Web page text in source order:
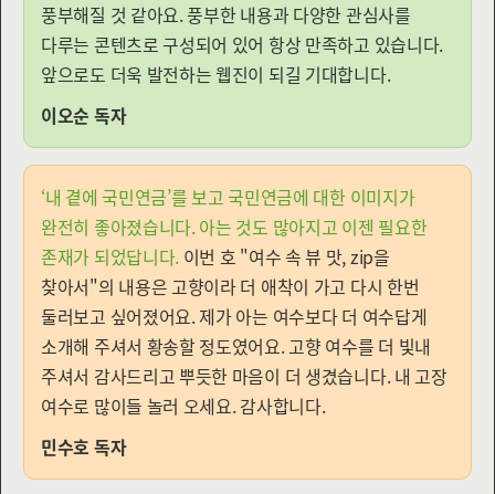
풍부해질 것 같아요. 풍부한 내용과 다양한 관심사를
다루는 콘텐츠로 구성되어 있어 항상 만족하고 있습니다.
앞으로도 더욱 발전하는 웹진이 되길 기대합니다.
이오순 독자
‘내 곁에 국민연금’를 보고 국민연금에 대한 이미지가
완전히 좋아졌습니다. 아는 것도 많아지고 이젠 필요한
존재가 되었답니다. 이번 호 "여수 속 뷰 맛, zip을
찾아서"의 내용은 고향이라 더 애착이 가고 다시 한번
둘러보고 싶어졌어요. 제가 아는 여수보다 더 여수답게
소개해 주셔서 황송할 정도였어요. 고향 여수를 더 빛내
주셔서 감사드리고 뿌듯한 마음이 더 생겼습니다. 내 고장
여수로 많이들 놀러 오세요. 감사합니다.
민수호 독자